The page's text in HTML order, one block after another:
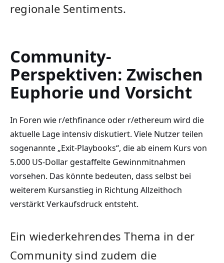
regionale Sentiments.
Community-
Perspektiven: Zwischen
Euphorie und Vorsicht
In Foren wie r/ethfinance oder r/ethereum wird die
aktuelle Lage intensiv diskutiert. Viele Nutzer teilen
sogenannte „Exit-Playbooks“, die ab einem Kurs von
5.000 US-Dollar gestaffelte Gewinnmitnahmen
vorsehen. Das könnte bedeuten, dass selbst bei
weiterem Kursanstieg in Richtung Allzeithoch
verstärkt Verkaufsdruck entsteht.
Ein wiederkehrendes Thema in der
Community sind zudem die